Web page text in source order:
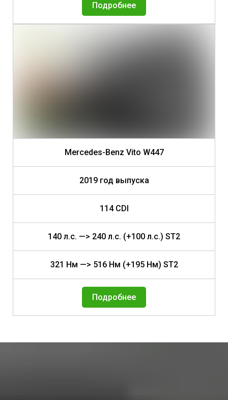
Подробнее
Mercedes-Benz Vito W447
2019 год выпуска
114 CDI
140 л.с. —> 240 л.с. (+100 л.с.) ST2
321 Нм —> 516 Нм (+195 Нм) ST2
Подробнее